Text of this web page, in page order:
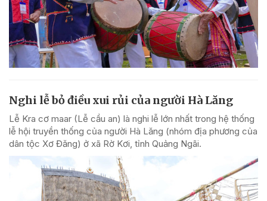
Nghi lễ bỏ điều xui rủi của người Hà Lăng
Lễ Kra cơ maar (Lễ cầu an) là nghi lễ lớn nhất trong hệ thống
lễ hội truyền thống của người Hà Lăng (nhóm địa phương của
dân tộc Xơ Đăng) ở xã Rờ Kơi, tỉnh Quảng Ngãi.